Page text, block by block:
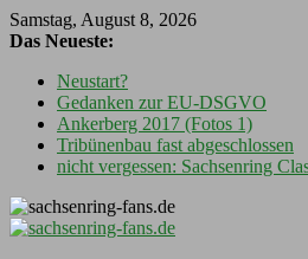
Samstag, August 8, 2026
Das Neueste:
Neustart?
Gedanken zur EU-DSGVO
Ankerberg 2017 (Fotos 1)
Tribünenbau fast abgeschlossen
nicht vergessen: Sachsenring